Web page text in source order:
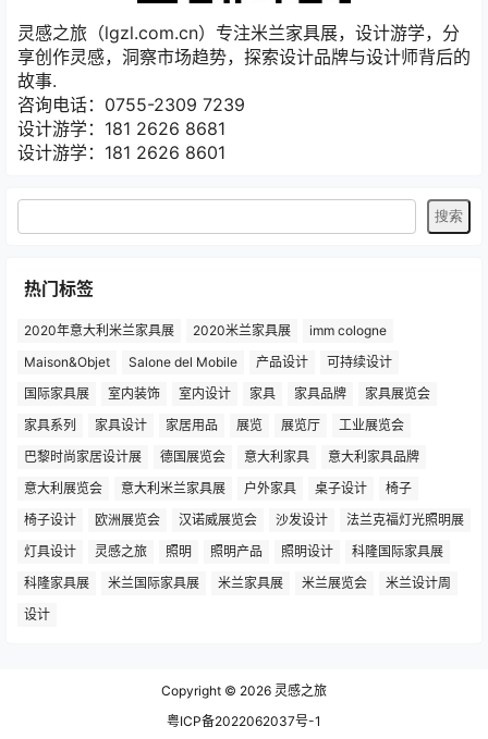
灵感之旅（lgzl.com.cn）专注米兰家具展，设计游学，分
享创作灵感，洞察市场趋势，探索设计品牌与设计师背后的
故事.
咨询电话：0755-2309 7239
设计游学：181 2626 8681
设计游学：181 2626 8601
热门标签
2020年意大利米兰家具展 2020米兰家具展
imm cologne
Maison&Objet
Salone del Mobile 产品设计
可持续设计
国际家具展
室内装饰 室内设计 家具 家具品牌
家具展览会
家具系列
家具设计 家居用品 展览 展览厅
工业展览会
巴黎时尚家居设计展
德国展览会 意大利家具
意大利家具品牌
意大利展览会
意大利米兰家具展 户外家具 桌子设计
椅子
椅子设计
欧洲展览会 汉诺威展览会 沙发设计
法兰克福灯光照明展
灯具设计
灵感之旅 照明 照明产品 照明设计
科隆国际家具展
科隆家具展
米兰国际家具展 米兰家具展 米兰展览会
米兰设计周
设计
Copyright © 2026 灵感之旅
粤ICP备2022062037号-1